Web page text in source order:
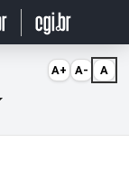
Selecionar idioma
A+ A- A